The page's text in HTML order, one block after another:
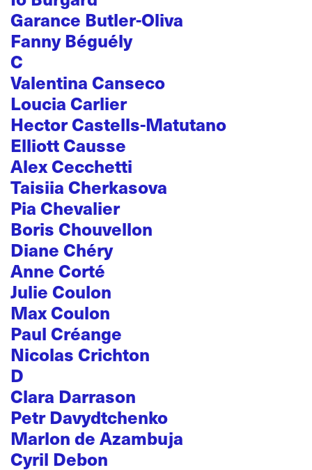
Garance Butler-Oliva
Fanny Béguély
C
Valentina Canseco
Loucia Carlier
Hector Castells-Matutano
Elliott Causse
Alex Cecchetti
Taisiia Cherkasova
Pia Chevalier
Boris Chouvellon
Diane Chéry
Anne Corté
Julie Coulon
Max Coulon
Paul Créange
Nicolas Crichton
D
Clara Darrason
Petr Davydtchenko
Marlon de Azambuja
Cyril Debon